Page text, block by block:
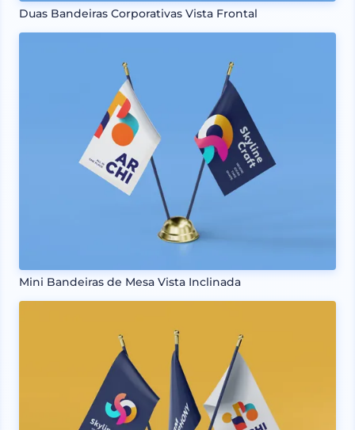
Duas Bandeiras Corporativas Vista Frontal
Mini Bandeiras de Mesa Vista Inclinada